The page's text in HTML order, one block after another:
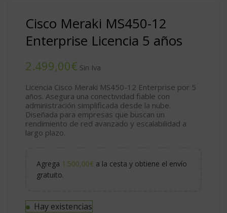
Cisco Meraki MS450-12
Enterprise Licencia 5 años
€
Licencia Cisco Meraki MS450-12 Enterprise por 5
años. Asegura una conectividad fiable con
administración simplificada desde la nube.
Diseñada para empresas que buscan un
rendimiento de red avanzado y escalabilidad a
largo plazo.
Agrega 1.500,00€ a la cesta y obtiene el envío
gratuito.
Hay existencias